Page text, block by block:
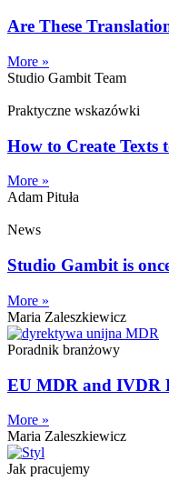
Are These
More »
Studio Gambit Team
Praktyczne wskazówki
How to Create Texts
More »
Adam Pituła
News
Studio Gambit is
More »
Maria Zaleszkiewicz
Poradnik branżowy
EU MDR and IVDR
More »
Maria Zaleszkiewicz
Jak pracujemy